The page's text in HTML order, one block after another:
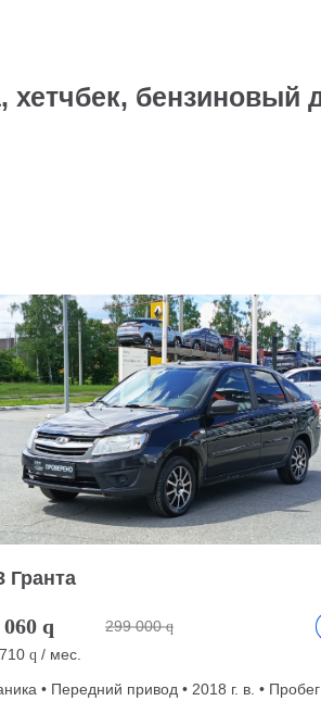
бензиновый
Гранта
q 299 000 q
q / мес.
• Передний привод • 2018 г. в. •